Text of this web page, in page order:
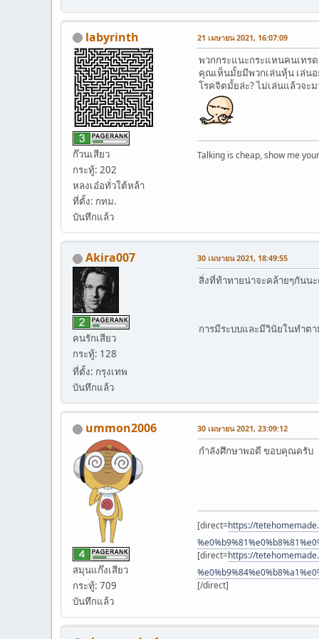
labyrinth
ก๊วนเสียว
กระทู้: 202
หลงเอ๋อทั่วใต้หล้า
ที่ตั้ง: กทม.
บันทึกแล้ว
21 เมษายน 2021, 16:07:09
พวกกระแนะกระแหนคนเทร
คุณเห็นมั้ยมีพวกเล่นหุ้น เล่น
โรคจิตมั้ยล่ะ? ไม่เล่นแล้วจะ
Talking is cheap, show me
Akira007
คนรักเสียว
กระทู้: 128
ที่ตั้ง: กรุงเทพ
บันทึกแล้ว
30 เมษายน 2021, 18:49:55
สิ่งที่ท้าทายน่าจะคล้ายๆกันน
การมีระบบและมีวินัยในทำต
ummon2006
สมุนแก๊งเสียว
กระทู้: 709
บันทึกแล้ว
30 เมษายน 2021, 23:09:12
กำลังศึกษาพอดี ขอบคุณครับ
[direct=https://
[direct=https://
[/direct]